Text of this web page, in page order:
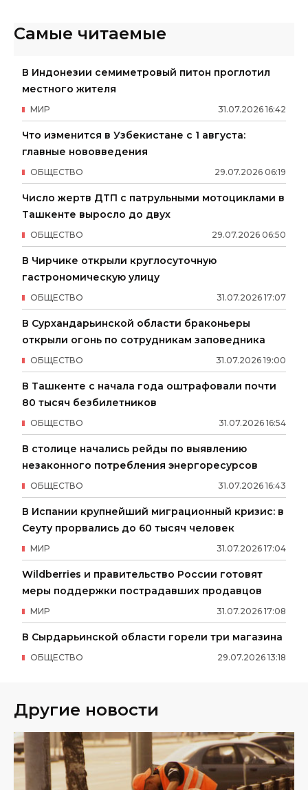
Самые читаемые
В Индонезии семиметровый питон проглотил
местного жителя
31.07.2026 16:42
МИР
Что изменится в Узбекистане с 1 августа:
главные нововведения
29.07.2026 06:19
ОБЩЕСТВО
Число жертв ДТП с патрульными мотоциклами в
Ташкенте выросло до двух
29.07.2026 06:50
ОБЩЕСТВО
В Чирчике открыли круглосуточную
гастрономическую улицу
31.07.2026 17:07
ОБЩЕСТВО
В Сурхандарьинской области браконьеры
открыли огонь по сотрудникам заповедника
31.07.2026 19:00
ОБЩЕСТВО
В Ташкенте с начала года оштрафовали почти
80 тысяч безбилетников
31.07.2026 16:54
ОБЩЕСТВО
В столице начались рейды по выявлению
незаконного потребления энергоресурсов
31.07.2026 16:43
ОБЩЕСТВО
В Испании крупнейший миграционный кризис: в
Сеуту прорвались до 60 тысяч человек
31.07.2026 17:04
МИР
Wildberries и правительство России готовят
меры поддержки пострадавших продавцов
31.07.2026 17:08
МИР
В Сырдарьинской области горели три магазина
29.07.2026 13:18
ОБЩЕСТВО
Другие новости